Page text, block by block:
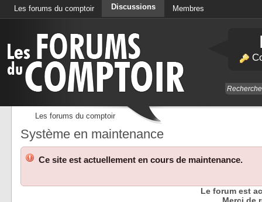
Les forums du comptoir Discussions Membres
Les forums du comptoir
Système en maintenance
Ce site est actuellement en cours de maintenance.
Le forum est